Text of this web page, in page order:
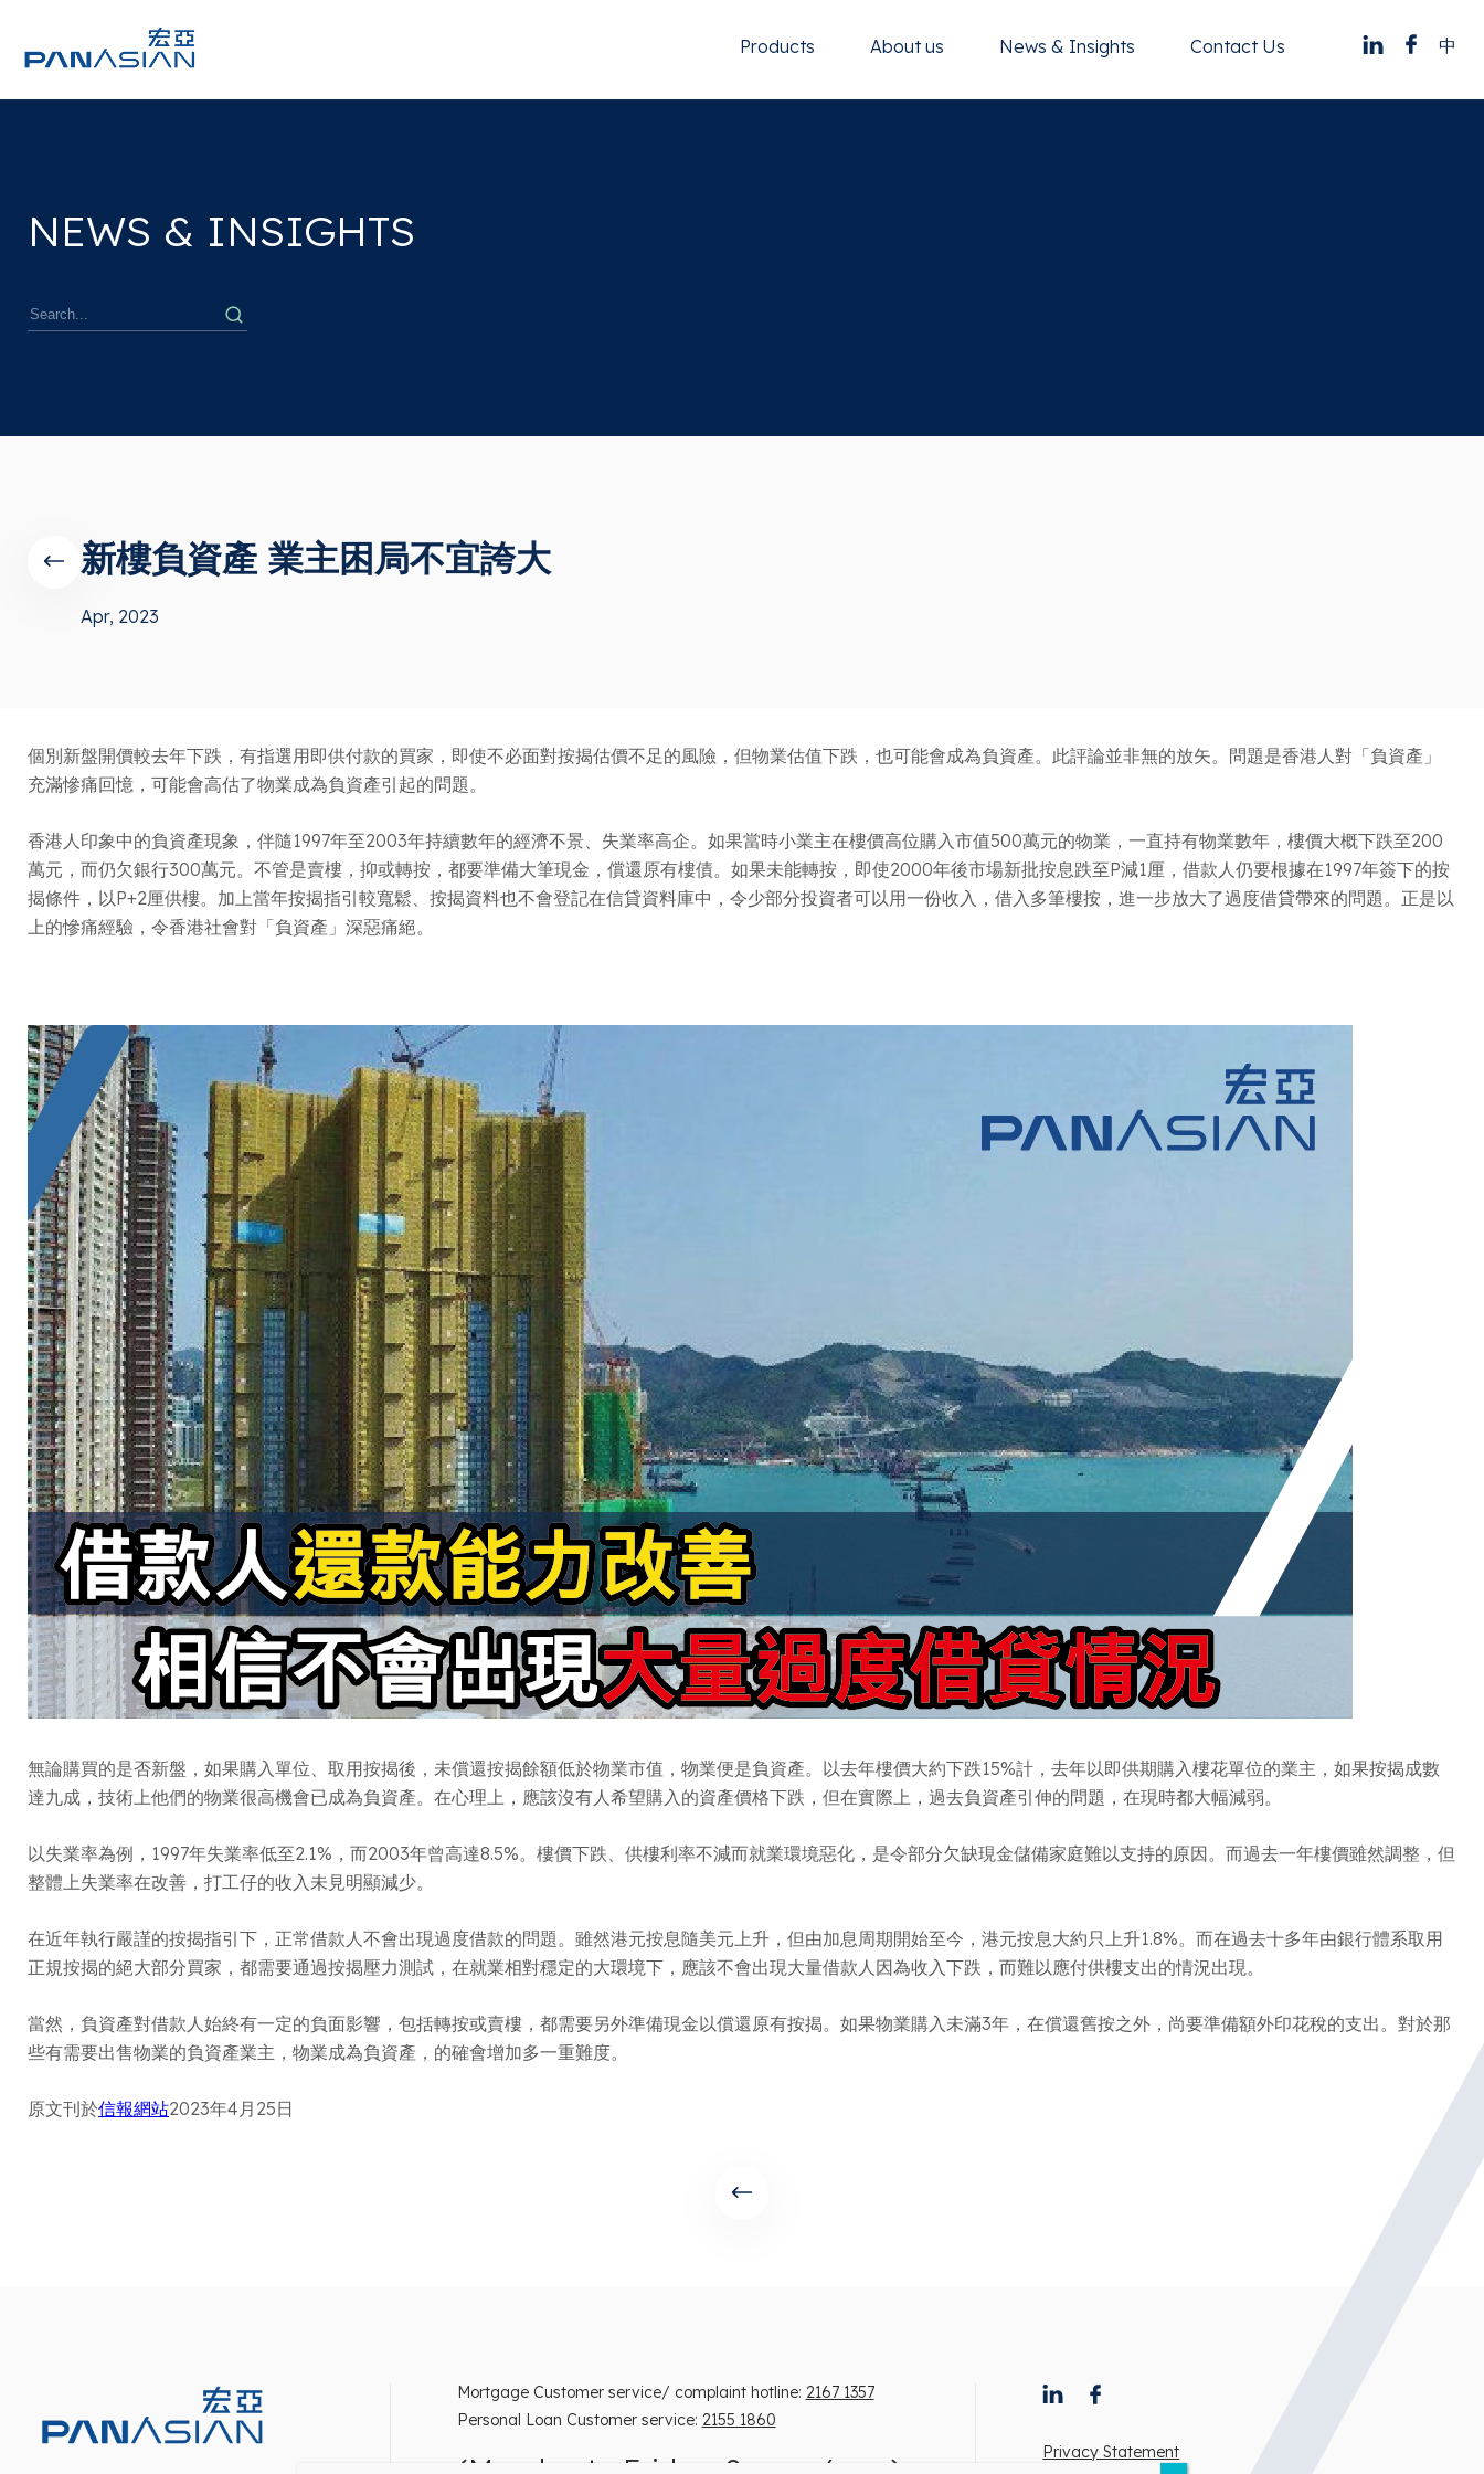
Products About us News & Insights Contact Us 中
NEWS & INSIGHTS
新樓負資產 業主困局不宜誇大
Apr, 2023
個別新盤開價較去年下跌，有指選用即供付款的買家，即使不必面對按揭估價不足的風險，但物業估值下跌，也可能會成為負資產。此評論並非無的放矢。問題是香港人對「負資產」
充滿慘痛回憶，可能會高估了物業成為負資產引起的問題。
香港人印象中的負資產現象，伴隨1997年至2003年持續數年的經濟不景、失業率高企。如果當時小業主在樓價高位購入市值500萬元的物業，一直持有物業數年，樓價大概下跌至200
萬元，而仍欠銀行300萬元。不管是賣樓，抑或轉按，都要準備大筆現金，償還原有樓債。如果未能轉按，即使2000年後市場新批按息跌至P減1厘，借款人仍要根據在1997年簽下的按
揭條件，以P+2厘供樓。加上當年按揭指引較寬鬆、按揭資料也不會登記在信貸資料庫中，令少部分投資者可以用一份收入，借入多筆樓按，進一步放大了過度借貸帶來的問題。正是以
上的慘痛經驗，令香港社會對「負資產」深惡痛絕。
無論購買的是否新盤，如果購入單位、取用按揭後，未償還按揭餘額低於物業市值，物業便是負資產。以去年樓價大約下跌15%計，去年以即供期購入樓花單位的業主，如果按揭成數
達九成，技術上他們的物業很高機會已成為負資產。在心理上，應該沒有人希望購入的資產價格下跌，但在實際上，過去負資產引伸的問題，在現時都大幅減弱。
以失業率為例，1997年失業率低至2.1%，而2003年曾高達8.5%。樓價下跌、供樓利率不減而就業環境惡化，是令部分欠缺現金儲備家庭難以支持的原因。而過去一年樓價雖然調整，但
整體上失業率在改善，打工仔的收入未見明顯減少。
在近年執行嚴謹的按揭指引下，正常借款人不會出現過度借款的問題。雖然港元按息隨美元上升，但由加息周期開始至今，港元按息大約只上升1.8%。而在過去十多年由銀行體系取用
正規按揭的絕大部分買家，都需要通過按揭壓力測試，在就業相對穩定的大環境下，應該不會出現大量借款人因為收入下跌，而難以應付供樓支出的情況出現。
當然，負資產對借款人始終有一定的負面影響，包括轉按或賣樓，都需要另外準備現金以償還原有按揭。如果物業購入未滿3年，在償還舊按之外，尚要準備額外印花稅的支出。對於那
些有需要出售物業的負資產業主，物業成為負資產，的確會增加多一重難度。
原文刊於信報網站2023年4月25日
Mortgage Customer service/ complaint hotline: 2167 1357
Personal Loan Customer service: 2155 1860
Privacy Statement